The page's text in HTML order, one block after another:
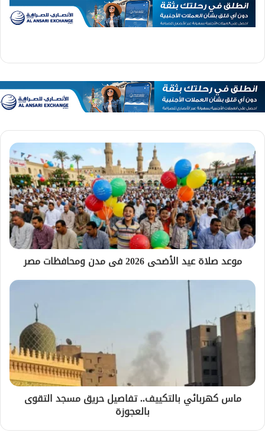
موعد صلاة عيد الأضحى 2026 فى مدن ومحافظات مصر
ماس كهربائي بالتكييف.. تفاصيل حريق مسجد التقوى
بالعجوزة